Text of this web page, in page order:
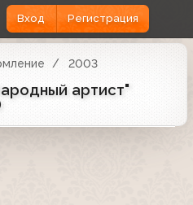
Вход Регистрация
2003
артист"